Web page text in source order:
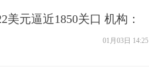
元逼近1850关口 机构：
前景分析
01月03日 14:25